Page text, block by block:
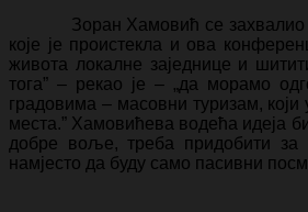
Зоран Хамовић се захвалио
које је проистекла и ова
живота локалне заједнице и
тога” – рекао је – „да морамо
градовима – масовни туризам,
места.” Хамовићева водећа идеја
добре воље, треба придобити за
намјесто да буду само пасивни